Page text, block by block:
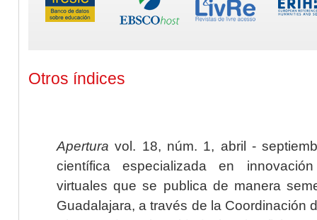
Otros índices
Apertura vol. 18, núm. 1, abril -
científica especializada en
virtuales que se publica de manera
Guadalajara, a través de la Coordinación